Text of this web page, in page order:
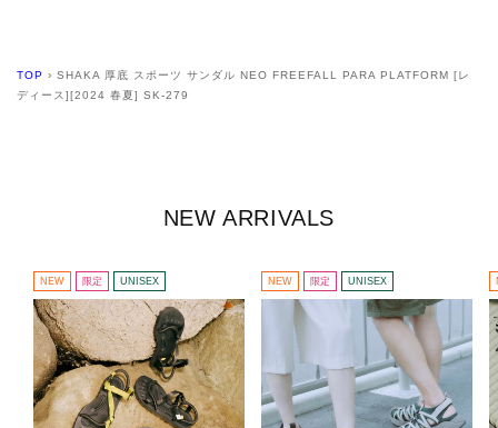
TOP › SHAKA 厚底 スポーツ サンダル NEO FREEFALL PARA PLATFORM [レ
ディース][2024 春夏] SK-279
NEW ARRIVALS
NEW 限定 UNISEX NEW 限定 UNISEX